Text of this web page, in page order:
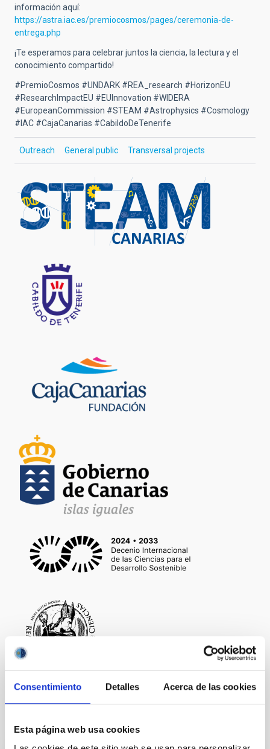
Consentimiento Detalles Acerca de las cookies
Esta página web usa cookies
información aquí:
https://astra.iac.es/premiocosmos/pages/ceremonia-de-
entrega.php
¡Te esperamos para celebrar juntos la ciencia, la lectura y el
conocimiento compartido!
#PremioCosmos #UNDARK #REA_research #HorizonEU
#ResearchImpactEU #EUInnovation #WIDERA
#EuropeanCommission #STEAM #Astrophysics #Cosmology
#IAC #CajaCanarias #CabildoDeTenerife
Outreach General public Transversal projects
It may interest you